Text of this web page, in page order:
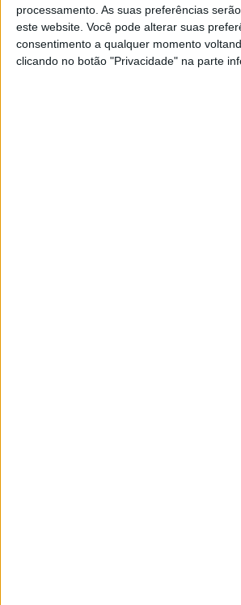
processamento. As suas preferências
este website. Você pode alterar suas
consentimento a qualquer momento
clicando no botão "Privacidade" na parte
evento e de terminar em segundo
dia, o australiano garantiu a vitória
quase nove minutos. Sanders
líder histórico em vitórias em